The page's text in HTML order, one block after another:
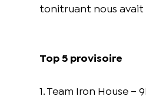
tonitruant nous avait
Top 5 provisoire
1. Team Iron House –